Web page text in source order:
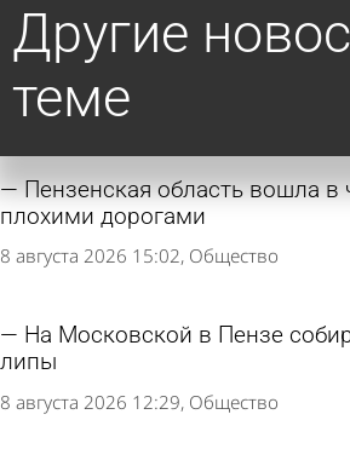
Другие
теме
Пензенская область вошла в
плохими дорогами
8 августа 2026 15:02 Общество
На Московской в Пензе
липы
8 августа 2026 12:29 Общество